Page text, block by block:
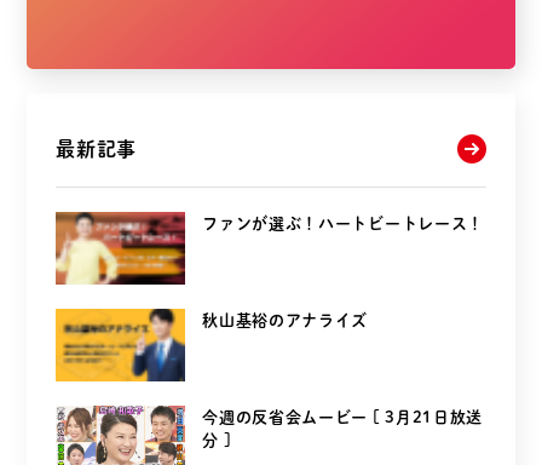
最新記事
ファンが選ぶ！ハートビートレース！
秋山基裕のアナライズ
今週の反省会ムービー [ 3月21日放送
分 ]